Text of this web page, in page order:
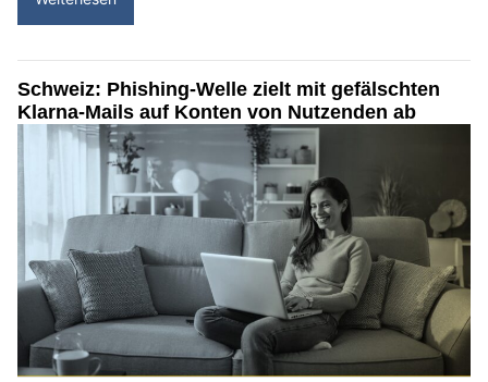
Schweiz: Phishing-Welle zielt mit gefälschten
Klarna-Mails auf Konten von Nutzenden ab